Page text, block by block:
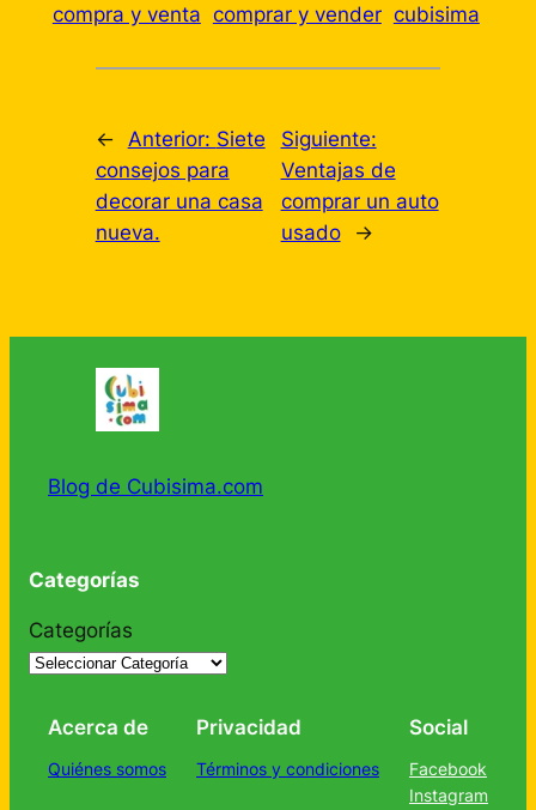
compra y venta comprar y vender cubisima
← Anterior: Siete
consejos para
decorar una casa
nueva.
Siguiente:
Ventajas de
comprar un auto
usado
→
Blog de Cubisima.com
Categorías
Categorías
Acerca de
Quiénes somos
Privacidad
Términos y condiciones
Social
Facebook
Instagram